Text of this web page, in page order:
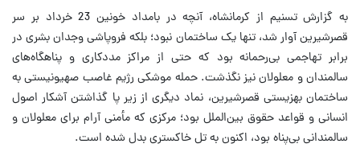
به گزارش تسنیم از کرمانشاه، آنچه در بامداد خونین 23 خرداد بر سر
قصرشیرین آوار شد، تنها یک ساختمان نبود؛ بلکه فروپاشی وجدان بشری در
برابر تهاجمی بی‌رحمانه بود که حتی از مراکز مددکاری و پناهگاه‌های
سالمندان و معلولان نیز نگذشت. حمله موشکی رژیم غاصب صهیونیستی به
ساختمان بهزیستی قصرشیرین، نماد دیگری از زیر پا گذاشتن آشکار اصول
انسانی و قواعد حقوق بین‌الملل بود؛ مرکزی که مأمنی آرام برای معلولان و
سالمندانی بی‌پناه بود، اکنون به تل خاکستری بدل شده است.